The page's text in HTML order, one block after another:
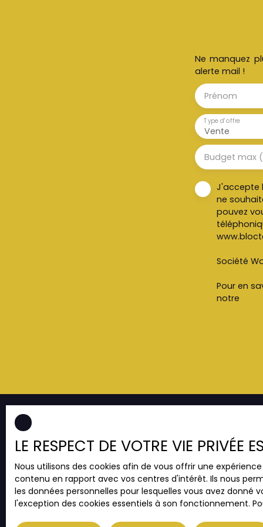
Ne manquez
alerte mail !
Prénom
Vente
Type d'offre
Budget max
J'accepte
ne
pouvez
Société
Pour en
notre
JE RECHERCHE UN BIEN
Vente appartement Strasbourg (67000)
Vente appartement Strasbourg (67200)
Vente appartement Illkirch-Graffenstaden
(67400)
LE RESPECT DE VOTRE VIE PRIVÉE
Nous utilisons des cookies afin de vous offrir une
contenu en rapport avec vos centres d'intérêt. Ils nous
les données personnelles pour lesquelles vous avez donné
l'exception des cookies essentiels à son fonctionnement.